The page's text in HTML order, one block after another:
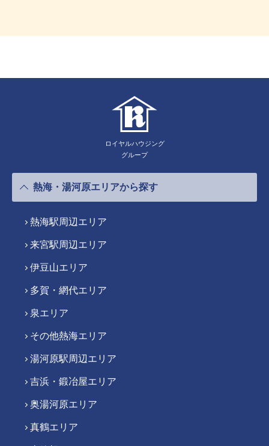
ロイヤルハウジング
グループ
熱海・湯河原エリアから探す
熱海駅周辺エリア
来宮駅周辺エリア
伊豆山エリア
多賀・網代エリア
泉エリア
その他熱海エリア
湯河原駅周辺エリア
吉浜・鍛冶屋エリア
奥湯河原エリア
真鶴エリア